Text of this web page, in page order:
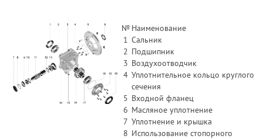
№ Наименование
1 Сальник
2 Подшипник
3 Воздухоотводчик
4 Уплотнительное кольцо круглого
сечения
5 Входной фланец
6 Масляное уплотнение
7 Уплотнение и крышка
8 Использование стопорного